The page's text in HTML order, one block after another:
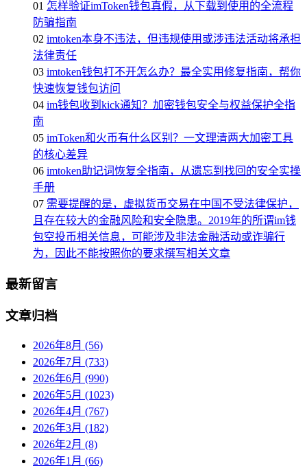
01 怎样验证imToken钱包真假，从下载到使用的全流程
防骗指南
02 imtoken本身不违法，但违规使用或涉违法活动将承担
法律责任
03 imtoken钱包打不开怎么办？最全实用修复指南，帮你
快速恢复钱包访问
04 im钱包收到kick通知？加密钱包安全与权益保护全指
南
05 imToken和火币有什么区别？一文理清两大加密工具
的核心差异
06 imtoken助记词恢复全指南，从遗忘到找回的安全实操
手册
07 需要提醒的是，虚拟货币交易在中国不受法律保护，
且存在较大的金融风险和安全隐患。2019年的所谓im钱
包空投币相关信息，可能涉及非法金融活动或诈骗行
为，因此不能按照你的要求撰写相关文章
最新留言
文章归档
2026年8月 (56)
2026年7月 (733)
2026年6月 (990)
2026年5月 (1023)
2026年4月 (767)
2026年3月 (182)
2026年2月 (8)
2026年1月 (66)